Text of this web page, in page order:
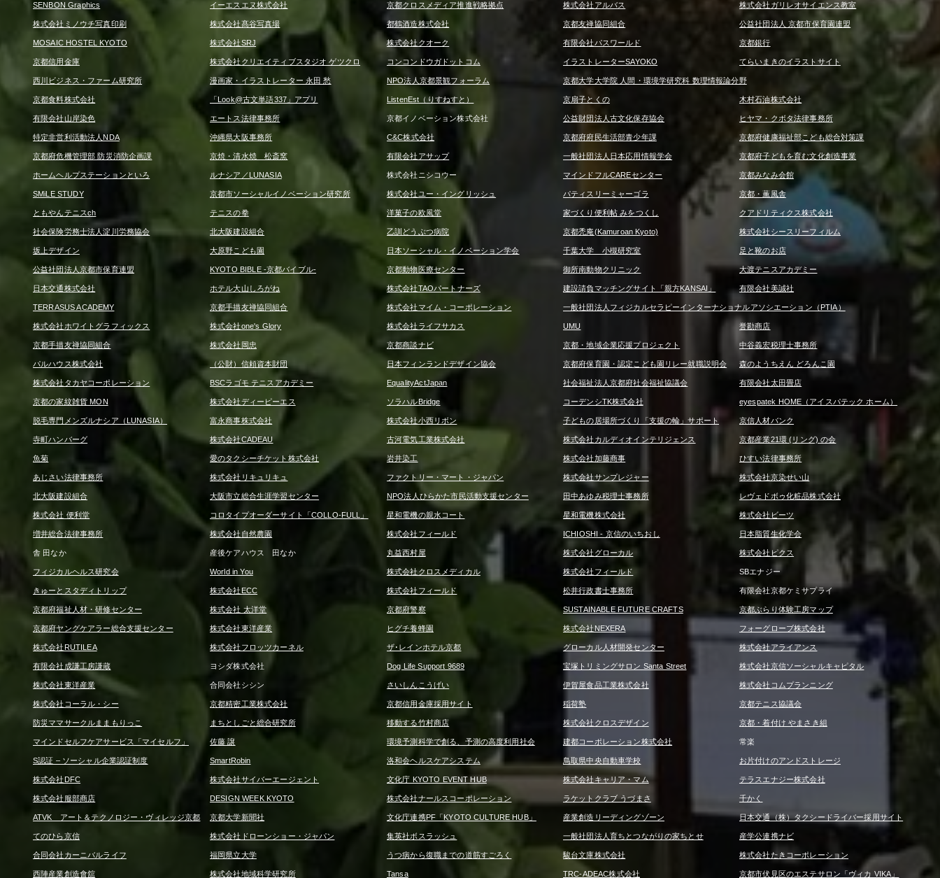
SENBON Graphics イーエスエヌ株式会社 京都クロスメディア推進戦略拠点 株式会社アルバス 株式会社ガリレオサイエンス教室
株式会社ミノウチ写真印刷 株式会社髙谷写真場 都鶴酒造株式会社 京都友禅協同組合 公益社団法人 京都市保育園連盟
MOSAIC HOSTEL KYOTO 株式会社SRJ 株式会社クオーク 有限会社パスワールド 京都銀行
京都信用金庫 株式会社クリエイティブスタジオ ゲツクロ コンコンドウガドットコム イラストレーターSAYOKO てらいまきのイラストサイト
西川ビジネス・ファーム研究所 漫画家・イラストレーター 永田 愁 NPO法人京都景観フォーラム 京都大学大学院 人間・環境学研究科 数理情報論分野
京都食料株式会社 「Look@古文単語337」アプリ ListenEst（りすねすと） 京扇子とくの 木村石油株式会社
有限会社山岸染色 エートス法律事務所 京都イノベーション株式会社 公益財団法人古文化保存協会 ヒヤマ・クボタ法律事務所
特定非営利活動法人NDA 沖縄県大阪事務所 C&C株式会社 京都府府民生活部青少年課 京都府健康福祉部こども総合対策課
京都府危機管理部 防災消防企画課 京焼・清水焼 松斎窯 有限会社アサップ 一般社団法人日本応用情報学会 京都府子どもを育む文化創造事業
ホームヘルプステーションといろ ルナシア／LUNASIA 株式会社ニシコウー マインドフルCAREセンター 京都みなみ会館
SMiLE STUDY 京都市ソーシャルイノベーション研究所 株式会社ユー・イングリッシュ パティスリーミャーゴラ 京都・薫風舎
ともやんテニスch テニスの拳 洋菓子の欧風堂 家づくり便利帖 みをつくし クアドリティクス株式会社
社会保険労務士法人淀川労務協会 北大阪建設組合 乙訓どうぶつ病院 京都禿庵(Kamuroan Kyoto) 株式会社シースリーフィルム
坂上デザイン 大原野こども園 日本ソーシャル・イノベーション学会 千葉大学 小槻研究室 足と靴のお店
公益社団法人京都市保育連盟 KYOTO BIBLE -京都バイブル- 京都動物医療センター 御所南動物クリニック 大渡テニスアカデミー
日本交通株式会社 ホテル大山しろがね 株式会社TAOパートナーズ 建設請負マッチングサイト「親方KANSAI」 有限会社美誠社
TERRASUS ACADEMY 京都手描友禅協同組合 株式会社マイム・コーポレーション 一般社団法人フィジカルセラピーインターナショナルアソシエーション（PTIA）
株式会社ホワイトグラフィックス 株式会社one's Glory 株式会社ライフサカス UMU 誉勘商店
京都手描友禅協同組合 株式会社岡忠 京都商談ナビ 京都・地域企業応援プロジェクト 中谷義宏税理士事務所
パルハウス株式会社 （公財）信頼資本財団 日本フィンランドデザイン協会 京都府保育園・認定こども園リレー就職説明会 森のようちえん どろんこ園
株式会社タカヤコーポレーション BSCラゴモ テニスアカデミー EqualityActJapan 社会福祉法人京都府社会福祉協議会 有限会社太田畳店
京都の家紋雑貨 MON 株式会社ディーピーエス ソラハルBridge コーデンシTK株式会社 eyespatek HOME（アイスパテック ホーム）
脱毛専門メンズルナシア（LUNASIA） 富永商事株式会社 株式会社小西リボン 子どもの居場所づくり「支援の輪」サポート 京信人材バンク
寺町ハンバーグ 株式会社CADEAU 古河電気工業株式会社 株式会社カルディオインテリジェンス 京都産業21環 (リング) の会
魚菊 愛のタクシーチケット株式会社 岩井染工 株式会社加藤商事 ひすい法律事務所
あじさい法律事務所 株式会社リキュリキュ ファクトリー・マート・ジャパン 株式会社サンプレジャー 株式会社京染せい山
北大阪建設組合 大阪市立総合生涯学習センター NPO法人ひらかた市民活動支援センター 田中あゆみ税理士事務所 レヴェドボゥ化粧品株式会社
株式会社 便利堂 コロタイプオーダーサイト「COLLO-FULL」 星和電機の親水コート 星和電機株式会社 株式会社ビーツ
増井総合法律事務所 株式会社自然農園 株式会社フィールド ICHIOSHI - 京信のいちおし 日本脂質生化学会
舎 田なか 産後ケアハウス 田なか 丸益西村屋 株式会社グローカル 株式会社ピクス
フィジカルヘルス研究会 World in You 株式会社クロスメディカル 株式会社フィールド SBエナジー
きゅーとスタディトリップ 株式会社ECC 株式会社フィールド 松井行政書士事務所 有限会社京都ケミサプライ
京都府福祉人材・研修センター 株式会社 太洋堂 京都府警察 SUSTAINABLE FUTURE CRAFTS 京都ぶらり体験工房マップ
京都府ヤングケアラー総合支援センター 株式会社東洋産業 ヒグチ養蜂園 株式会社NEXERA フォーグローブ株式会社
株式会社RUTILEA 株式会社フロッツカーネル ザ･レインホテル京都 グローカル人材開発センター 株式会社アライアンス
有限会社成謙工房謙蔵 ヨシダ株式会社 Dog Life Support 9689 宝塚トリミングサロン Santa Street 株式会社京信ソーシャルキャピタル
株式会社東洋産業 合同会社シシン さいしんこうげい 伊賀屋食品工業株式会社 株式会社コムプランニング
株式会社コーラル・シー 京都精密工業株式会社 京都信用金庫採用サイト 稲荷塾 京都テニス協議会
防災ママサークルままもりっこ まちとしごと総合研究所 移動する竹村商店 株式会社クロスデザイン 京都・着付け やまさき組
マインドセルフケアサービス「マイセルフ」 佐藤 譲 環境予測科学で創る、予測の高度利用社会 建都コーポレーション株式会社 常楽
S認証 – ソーシャル企業認証制度 SmartRobin 洛和会ヘルスケアシステム 鳥取県中央自動車学校 お片付けのアンドストレージ
株式会社DFC 株式会社サイバーエージェント 文化庁 KYOTO EVENT HUB 株式会社キャリア・マム テラスエナジー株式会社
株式会社服部商店 DESIGN WEEK KYOTO 株式会社ナールスコーポレーション ラケットクラブ うづまさ 千かく
ATVK アート＆テクノロジー・ヴィレッジ京都 京都大学新聞社 文化庁連携PF「KYOTO CULTURE HUB」 産業創造リーディングゾーン 日本交通（株）タクシードライバー採用サイト
てのひら京信 株式会社ドローンショー・ジャパン 集英社ボスラッシュ 一般社団法人育ちとつながりの家ちとせ 産学公連携ナビ
合同会社カーニバルライフ 福岡県立大学 うつ病から復職までの道筋すごろく 駿台文庫株式会社 株式会社たきコーポレーション
西陣産業創造會舘 株式会社地域科学研究所 Tansa TRC-ADEAC株式会社 京都市伏見区のエステサロン「ヴィカ VIKA」